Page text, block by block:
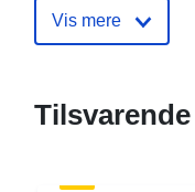
Identifikatorer:
Vis mere